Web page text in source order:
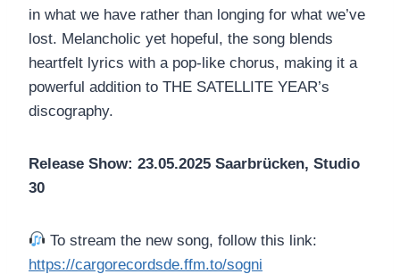
in what we have rather than longing for what we’ve
lost. Melancholic yet hopeful, the song blends
heartfelt lyrics with a pop-like chorus, making it a
powerful addition to THE SATELLITE YEAR’s
discography.
Release Show: 23.05.2025 Saarbrücken, Studio
30
To stream the new song, follow this link:
https://cargorecordsde.ffm.to/sogni